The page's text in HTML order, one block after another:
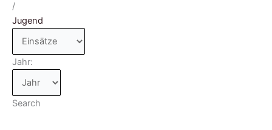
/
Jugend
Jahr:
Search